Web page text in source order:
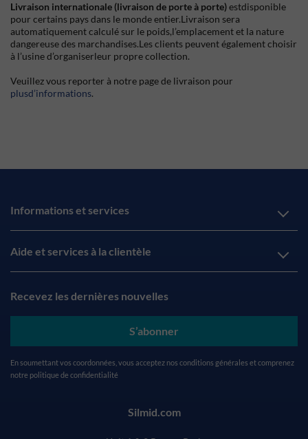
Livraison internationale (livraison de porte à porte)estdisponible
pour certains pays dans le monde entier.Livraison sera
automatiquement calculé sur le poids,l’emplacement et la nature
dangereuse des marchandises.Les clients peuvent également choisir
à l’usine d’organiserleur propre collection.
Veuillez vous reporter à notre page de livraison pour
plusd’informations.
Informations et services
Aide et services à la clientèle
Recevez les dernières nouvelles
S’abonner
En soumettant vos coordonnées, vous acceptez nos conditions générales et comprenez
notre politique de confidentialité
Silmid.com